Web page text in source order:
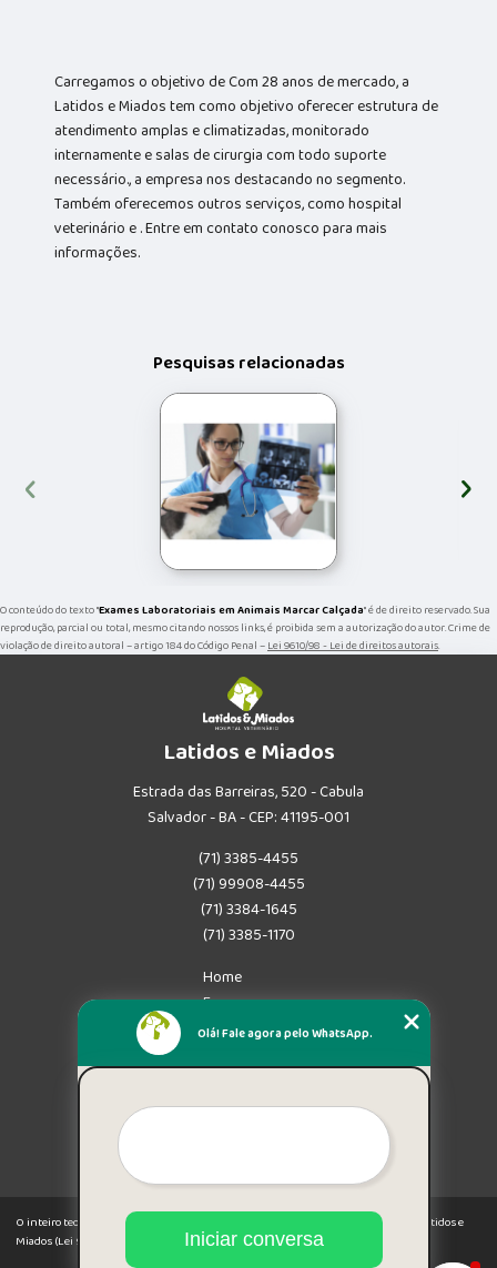
Carregamos o objetivo de Com 28 anos de mercado, a
Latidos e Miados tem como objetivo oferecer estrutura de
atendimento amplas e climatizadas, monitorado
internamente e salas de cirurgia com todo suporte
necessário., a empresa nos destacando no segmento.
Também oferecemos outros serviços, como hospital
veterinário e . Entre em contato conosco para mais
informações.
Pesquisas relacionadas
‹ ›
O conteúdo do texto "Exames Laboratoriais em Animais Marcar Calçada" é de direito reservado. Sua
reprodução, parcial ou total, mesmo citando nossos links, é proibida sem a autorização do autor. Crime de
violação de direito autoral – artigo 184 do Código Penal –Lei 9610/98 - Lei de direitos autorais.
Latidos e Miados
Estrada das Barreiras, 520 - Cabula
Salvador - BA - CEP: 41195-001
(71) 3385-4455
(71) 99908-4455
(71) 3384-1645
(71) 3385-1170
Home
Empresa
Missão
Mapa do site
O inteiro teor deste site está sujeito à proteção de direitos autorais. Copyright© Latidos e
Miados (Lei 9610 de 19/02/1998)
Olá! Fale agora pelo WhatsApp.
Iniciar conversa